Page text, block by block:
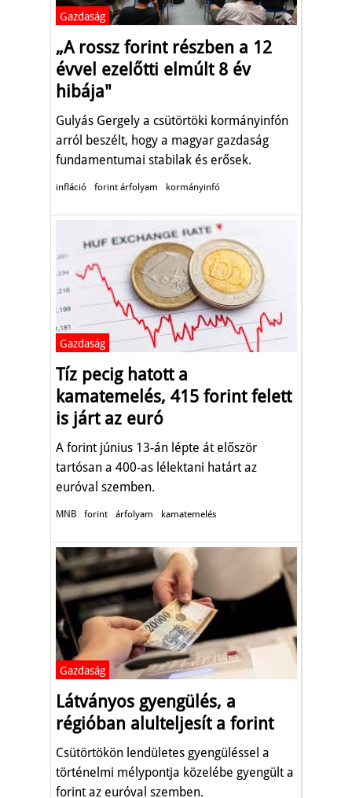
Gazdaság
„A rossz forint részben a 12
évvel ezelőtti elmúlt 8 év
hibája"
Gulyás Gergely a csütörtöki kormányinfón
arról beszélt, hogy a magyar gazdaság
fundamentumai stabilak és erősek.
infláció forint árfolyam kormányinfó
Gazdaság
Tíz pecig hatott a
kamatemelés, 415 forint felett
is járt az euró
A forint június 13-án lépte át először
tartósan a 400-as lélektani határt az
euróval szemben.
MNB forint árfolyam kamatemelés
Gazdaság
Látványos gyengülés, a
régióban alulteljesít a forint
Csütörtökön lendületes gyengüléssel a
történelmi mélypontja közelébe gyengült a
forint az euróval szemben.